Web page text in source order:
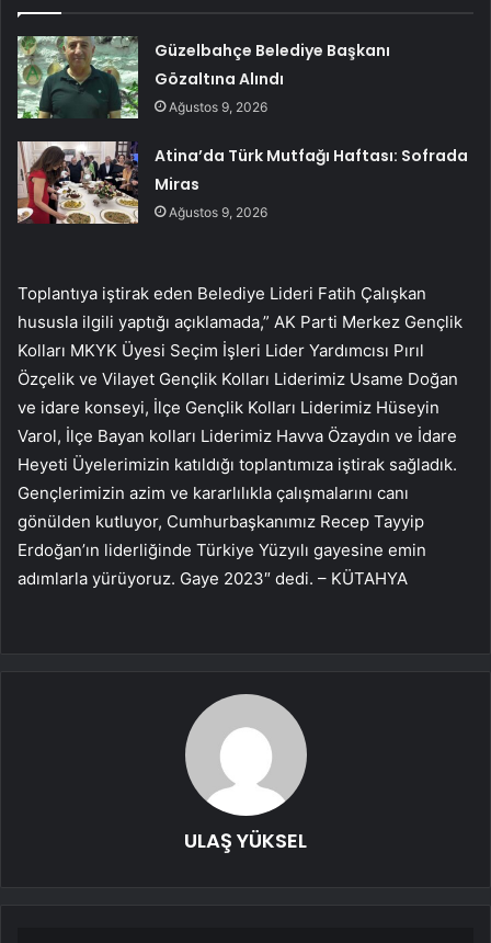
Güzelbahçe Belediye Başkanı
Gözaltına Alındı
Ağustos 9, 2026
Atina’da Türk Mutfağı Haftası: Sofrada
Miras
Ağustos 9, 2026
Toplantıya iştirak eden Belediye Lideri Fatih Çalışkan
hususla ilgili yaptığı açıklamada,” AK Parti Merkez Gençlik
Kolları MKYK Üyesi Seçim İşleri Lider Yardımcısı Pırıl
Özçelik ve Vilayet Gençlik Kolları Liderimiz Usame Doğan
ve idare konseyi, İlçe Gençlik Kolları Liderimiz Hüseyin
Varol, İlçe Bayan kolları Liderimiz Havva Özaydın ve İdare
Heyeti Üyelerimizin katıldığı toplantımıza iştirak sağladık.
Gençlerimizin azim ve kararlılıkla çalışmalarını canı
gönülden kutluyor, Cumhurbaşkanımız Recep Tayyip
Erdoğan’ın liderliğinde Türkiye Yüzyılı gayesine emin
adımlarla yürüyoruz. Gaye 2023″ dedi. – KÜTAHYA
ULAŞ YÜKSEL